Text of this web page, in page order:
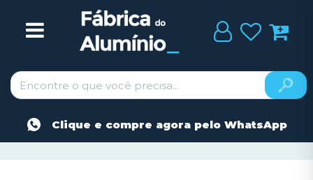
Clique e compre agora pelo WhatsApp